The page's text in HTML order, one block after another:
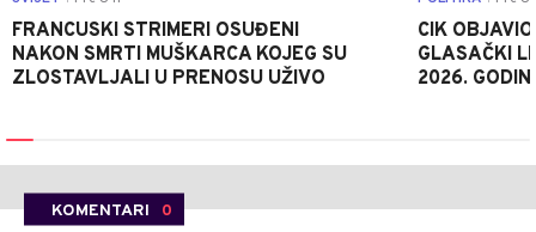
FRANCUSKI STRIMERI OSUĐENI
NAKON SMRTI MUŠKARCA KOJEG SU
ZLOSTAVLJALI U PRENOSU UŽIVO
CIK
GLASAČKI
2026.
KOMENTARI 0